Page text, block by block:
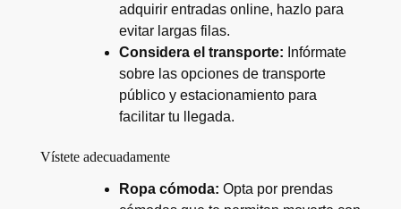
adquirir entradas online, hazlo para
evitar largas filas.
Considera el transporte: Infórmate
sobre las opciones de transporte
público y estacionamiento para
facilitar tu llegada.
Vístete adecuadamente
Ropa cómoda: Opta por prendas